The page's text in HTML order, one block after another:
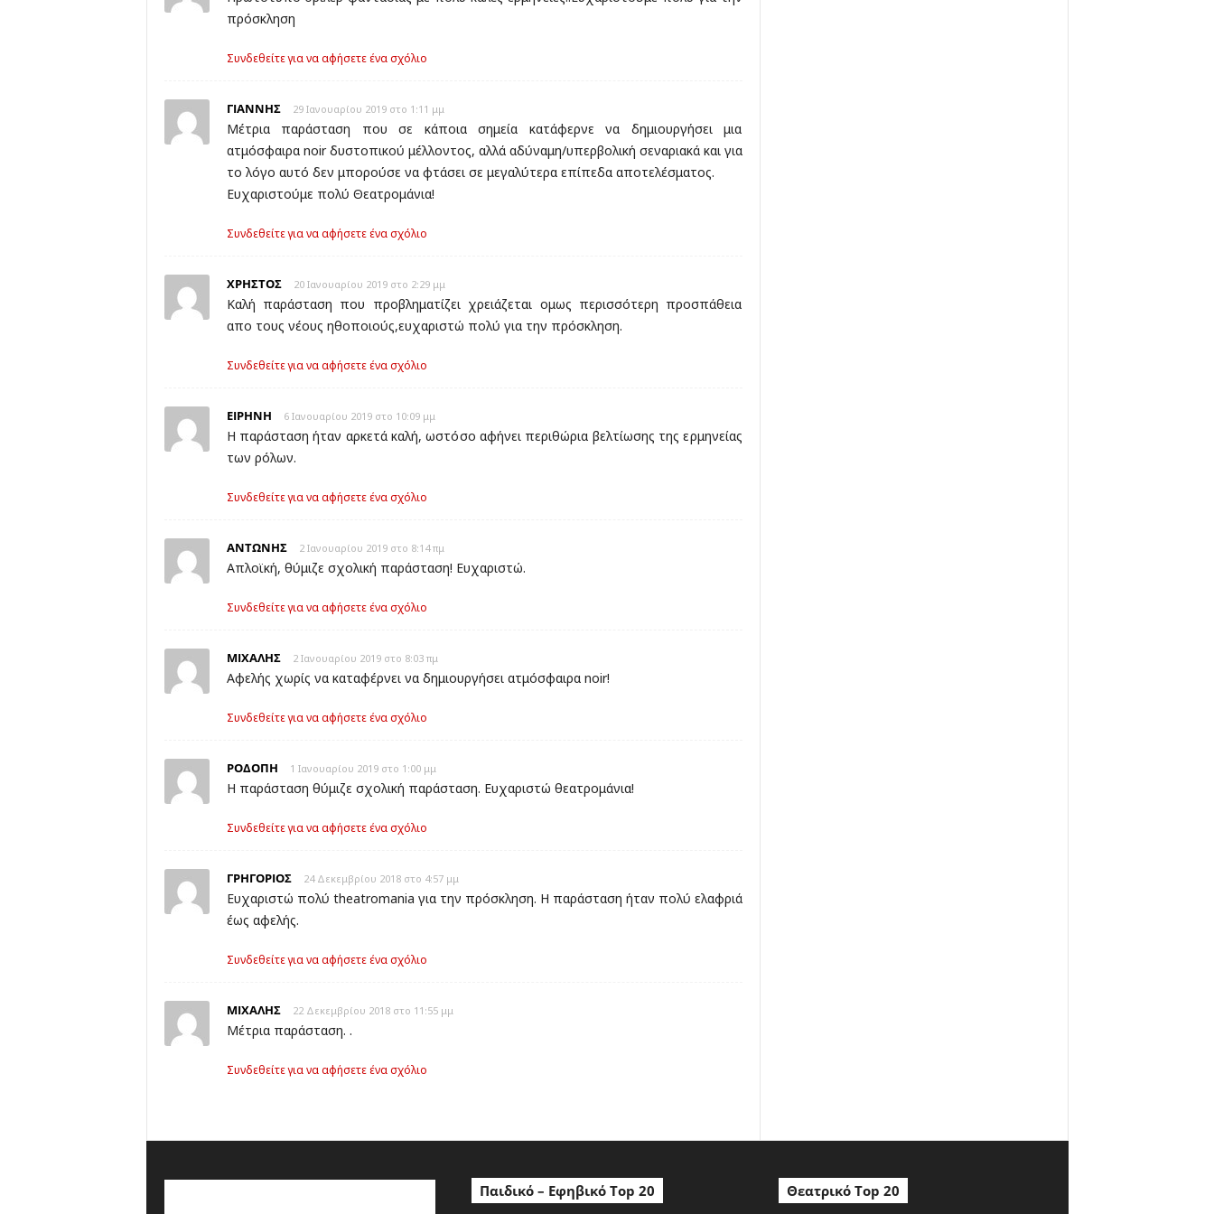
πρόσκληση
Συνδεθείτε για να αφήσετε ένα σχόλιο
ΓΙΑΝΝΗΣ 29 Ιανουαρίου 2019 στο 1:11 μμ
Μέτρια παράσταση που σε κάποια σημεία κατάφερνε να δημιουργήσει μια
ατμόσφαιρα noir δυστοπικού μέλλοντος, αλλά αδύναμη/υπερβολική σεναριακά και για
το λόγο αυτό δεν μπορούσε να φτάσει σε μεγαλύτερα επίπεδα αποτελέσματος.
Ευχαριστούμε πολύ Θεατρομάνια!
Συνδεθείτε για να αφήσετε ένα σχόλιο
ΧΡΗΣΤΟΣ 20 Ιανουαρίου 2019 στο 2:29 μμ
Καλή παράσταση που προβληματίζει χρειάζεται ομως περισσότερη προσπάθεια
απο τους νέους ηθοποιούς,ευχαριστώ πολύ για την πρόσκληση.
Συνδεθείτε για να αφήσετε ένα σχόλιο
ΕΙΡΗΝΗ 6 Ιανουαρίου 2019 στο 10:09 μμ
Η παράσταση ήταν αρκετά καλή, ωστόσο αφήνει περιθώρια βελτίωσης της ερμηνείας
των ρόλων.
Συνδεθείτε για να αφήσετε ένα σχόλιο
ΑΝΤΩΝΗΣ 2 Ιανουαρίου 2019 στο 8:14 πμ
Απλοϊκή, θύμιζε σχολική παράσταση! Ευχαριστώ.
Συνδεθείτε για να αφήσετε ένα σχόλιο
ΜΙΧΑΛΗΣ 2 Ιανουαρίου 2019 στο 8:03 πμ
Αφελής χωρίς να καταφέρνει να δημιουργήσει ατμόσφαιρα noir!
Συνδεθείτε για να αφήσετε ένα σχόλιο
ΡΟΔΟΠΗ 1 Ιανουαρίου 2019 στο 1:00 μμ
Η παράσταση θύμιζε σχολική παράσταση. Ευχαριστώ θεατρομάνια!
Συνδεθείτε για να αφήσετε ένα σχόλιο
ΓΡΗΓΟΡΙΟΣ 24 Δεκεμβρίου 2018 στο 4:57 μμ
Ευχαριστώ πολύ theatromania για την πρόσκληση. Η παράσταση ήταν πολύ ελαφριά
έως αφελής.
Συνδεθείτε για να αφήσετε ένα σχόλιο
ΜΙΧΑΛΗΣ 22 Δεκεμβρίου 2018 στο 11:55 μμ
Μέτρια παράσταση. .
Συνδεθείτε για να αφήσετε ένα σχόλιο
Παιδικό – Εφηβικό Top 20 Θεατρικό Top 20